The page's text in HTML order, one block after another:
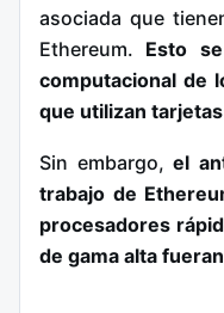
asociada que
Ethereum. Esto
computacional de
que utilizan
Sin embargo,el
trabajo de
procesadores
de gama alta